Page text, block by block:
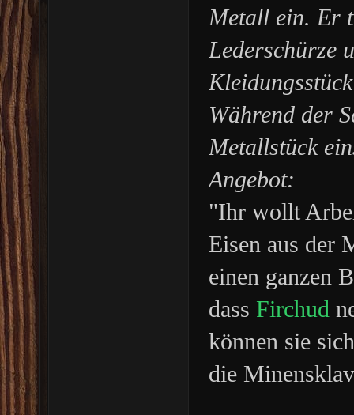
Metall ein. Er
Lederschürze
Während der
Metallstück
Angebot:
"Ihr wollt
Eisen aus der
einen ganzen
dass Firchud
können sie
die